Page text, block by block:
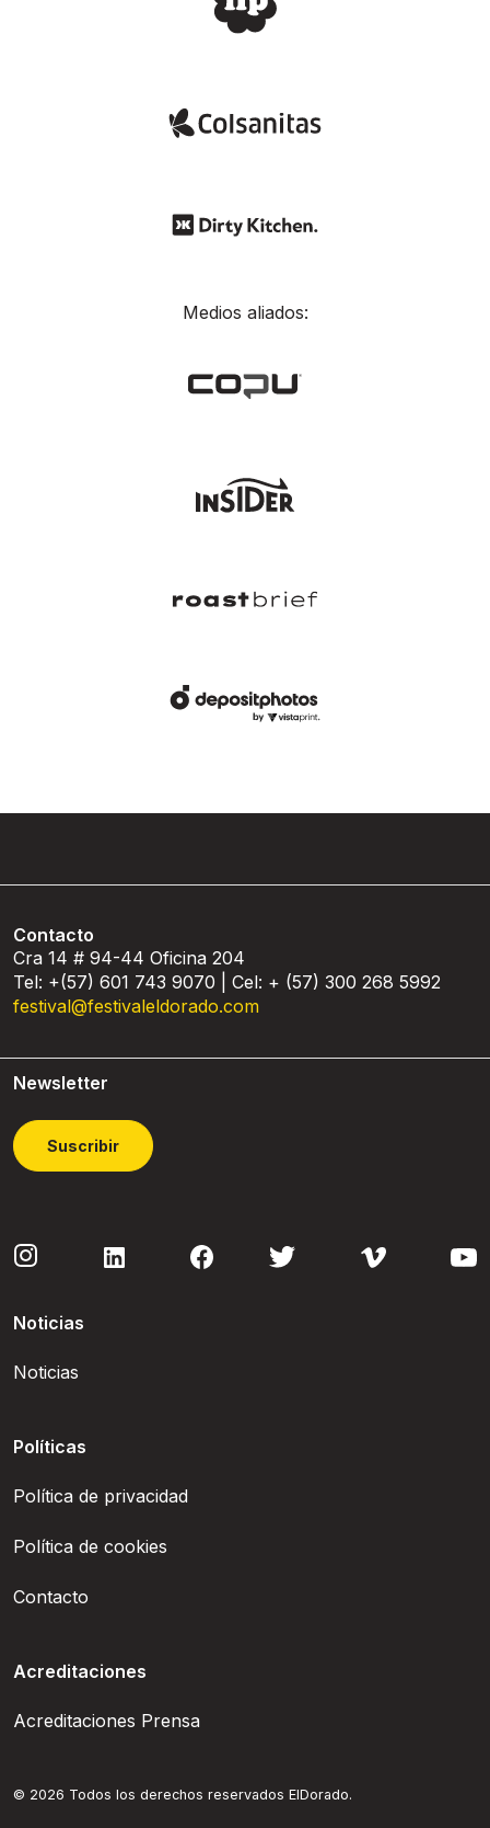
Medios aliados:
Contacto
Cra 14 # 94-44 Oficina 204
Tel: +(57) 601 743 9070 | Cel: + (57) 300 268 5992
festival@festivaleldorado.com
Newsletter
Suscribir
Noticias
Noticias
Políticas
Política de privacidad
Política de cookies
Contacto
Acreditaciones
Acreditaciones Prensa
© 2026 Todos los derechos reservados ElDorado.